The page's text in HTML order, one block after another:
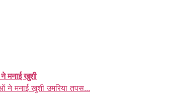
मनाई खुशी
ने मनाई खुशी उमरिया तपस...